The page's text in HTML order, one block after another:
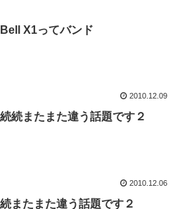
Bell X1ってバンド
2010.12.09
続続またまた違う話題です２
2010.12.06
続またまた違う話題です２